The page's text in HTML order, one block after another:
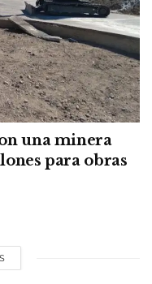
una minera
para obras